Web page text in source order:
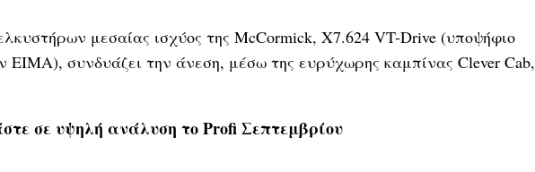
μεσαίας ισχύος της McCormick, Χ7.624 VT-Drive (υποψήφιο
EIMA), συνδυάζει την άνεση, μέσω της ευρύχωρης καμπίνας Clever Cab,
σε υψηλή ανάλυση το Profi Σεπτεμβρίου